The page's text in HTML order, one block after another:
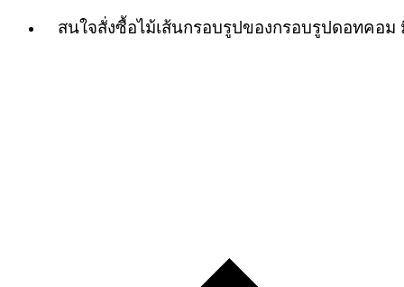
สนใจสั่งซื้อไม้เส้นกรอบรูปของกรอบรูปดอทคอ